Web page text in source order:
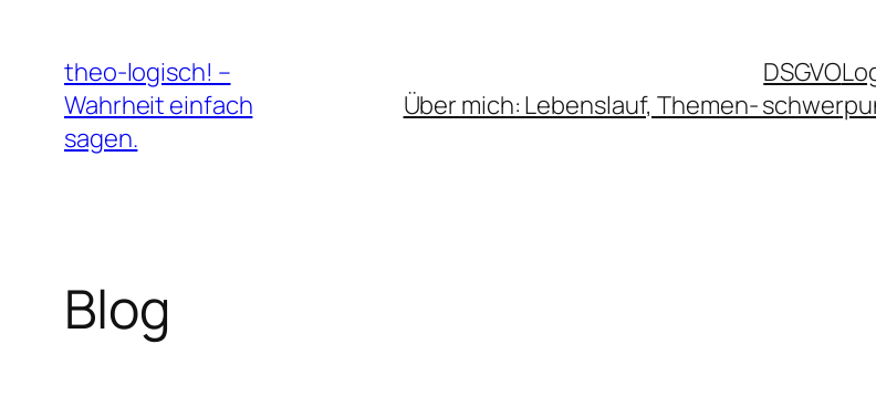
Inhalt
springen
theo-logisch! –
Wahrheit einfach
sagen.
DSGVO
Über mich: Lebenslauf, Themen-
Blog